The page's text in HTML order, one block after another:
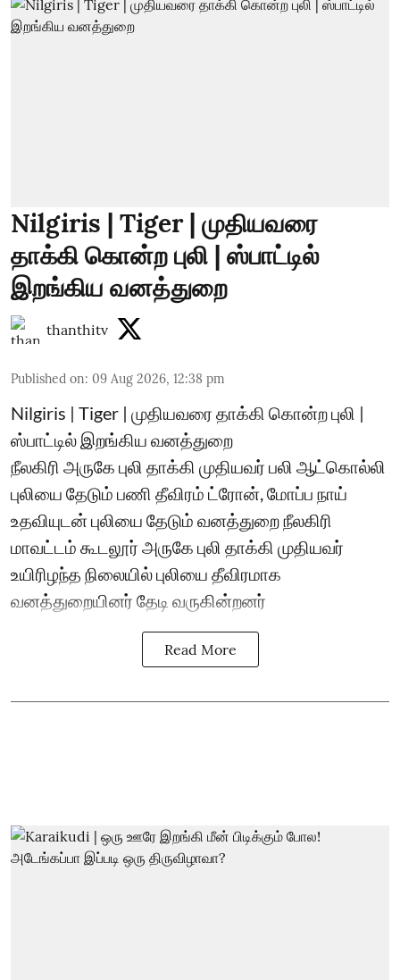
Nilgiris | Tiger | முதியவரை
தாக்கி கொன்ற புலி | ஸ்பாட்டில்
இறங்கிய வனத்துறை
thanthitv
Published on: 09 Aug 2026, 12:38 pm
Nilgiris | Tiger | முதியவரை தாக்கி கொன்ற புலி |
ஸ்பாட்டில் இறங்கிய வனத்துறை
நீலகிரி அருகே புலி தாக்கி முதியவர் பலி ஆட்கொல்லி
புலியை தேடும் பணி தீவிரம் ட்ரோன், மோப்ப நாய்
உதவியுடன் புலியை தேடும் வனத்துறை நீலகிரி
மாவட்டம் கூடலூர் அருகே புலி தாக்கி முதியவர்
உயிரிழந்த நிலையில் புலியை தீவிரமாக
வனத்துறையினர் தேடி வருகின்றனர்
Read More